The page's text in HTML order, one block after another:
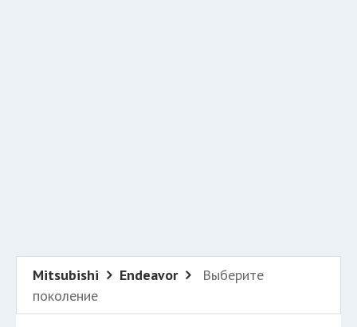
Mitsubishi Endeavor
Выберите
поколение